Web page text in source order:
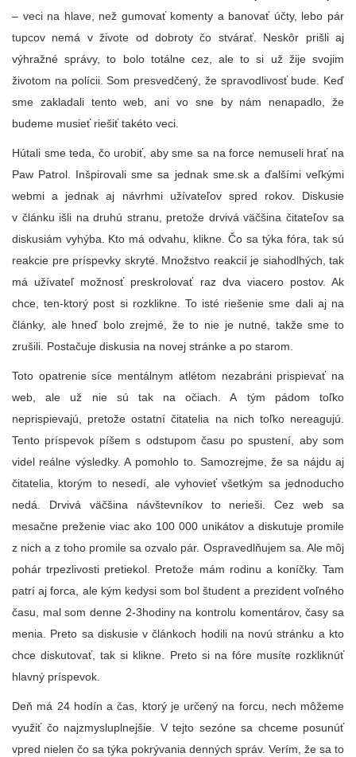
– veci na hlave, než gumovať komenty a banovať účty, lebo pár
tupcov nemá v živote od dobroty čo stvárať. Neskôr prišli aj
výhražné správy, to bolo totálne cez, ale to si už žije svojim
životom na polícii. Som presvedčený, že spravodlivosť bude. Keď
sme zakladali tento web, ani vo sne by nám nenapadlo, že
budeme musieť riešiť takéto veci.
Hútali sme teda, čo urobiť, aby sme sa na force nemuseli hrať na
Paw Patrol. Inšpirovali sme sa jednak sme.sk a ďalšími veľkými
webmi a jednak aj návrhmi užívateľov spred rokov. Diskusie
v článku išli na druhú stranu, pretože drvivá väčšina čitateľov sa
diskusiám vyhýba. Kto má odvahu, klikne. Čo sa týka fóra, tak sú
reakcie pre príspevky skryté. Množstvo reakcií je siahodlhých, tak
má užívateľ možnosť preskrolovať raz dva viacero postov. Ak
chce, ten-ktorý post si rozklikne. To isté riešenie sme dali aj na
články, ale hneď bolo zrejmé, že to nie je nutné, takže sme to
zrušili. Postačuje diskusia na novej stránke a po starom.
Toto opatrenie síce mentálnym atlétom nezabráni prispievať na
web, ale už nie sú tak na očiach. A tým pádom toľko
neprispievajú, pretože ostatní čitatelia na nich toľko nereagujú.
Tento príspevok píšem s odstupom času po spustení, aby som
videl reálne výsledky. A pomohlo to. Samozrejme, že sa nájdu aj
čitatelia, ktorým to nesedí, ale vyhovieť všetkým sa jednoducho
nedá. Drvivá väčšina návštevníkov to nerieši. Cez web sa
mesačne preženie viac ako 100 000 unikátov a diskutuje promile
z nich a z toho promile sa ozvalo pár. Ospravedlňujem sa. Ale môj
pohár trpezlivosti pretiekol. Pretože mám rodinu a koníčky. Tam
patrí aj forca, ale kým kedysi som bol študent a prezident voľného
času, mal som denne 2-3hodiny na kontrolu komentárov, časy sa
menia. Preto sa diskusie v článkoch hodili na novú stránku a kto
chce diskutovať, tak si klikne. Preto si na fóre musíte rozkliknúť
hlavný príspevok.
Deň má 24 hodín a čas, ktorý je určený na forcu, nech môžeme
využiť čo najzmysluplnejšie. V tejto sezóne sa chceme posunúť
vpred nielen čo sa týka pokrývania denných správ. Verím, že sa to